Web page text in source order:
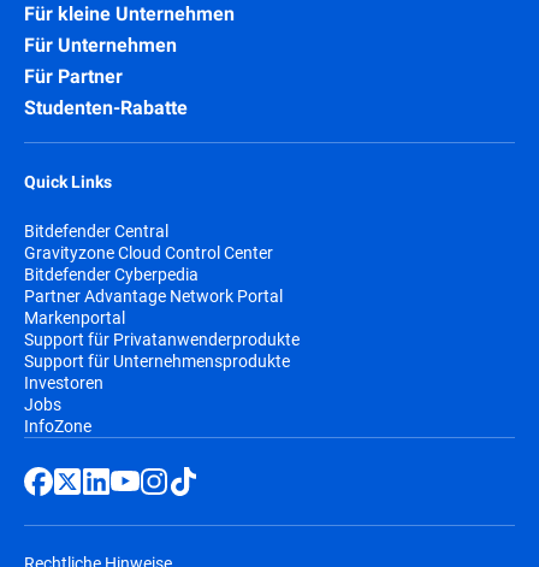
Für kleine Unternehmen
Für Unternehmen
Für Partner
Studenten-Rabatte
Quick Links
Bitdefender Central
Gravityzone Cloud Control Center
Bitdefender Cyberpedia
Partner Advantage Network Portal
Markenportal
Support für Privatanwenderprodukte
Support für Unternehmensprodukte
Investoren
Jobs
InfoZone
Rechtliche Hinweise